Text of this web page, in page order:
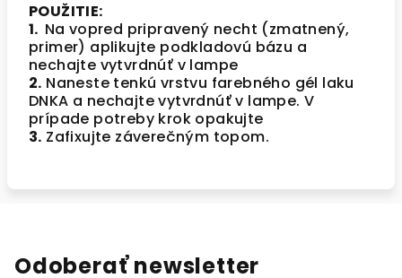
POUŽITIE:
1. Na vopred pripravený necht (zmatnený,
primer) aplikujte podkladovú bázu a
nechajte vytvrdnúť v lampe
2. Naneste tenkú vrstvu farebného gél laku
DNKA a nechajte vytvrdnúť v lampe. V
prípade potreby krok opakujte
3. Zafixujte záverečným topom.
Odoberať newsletter